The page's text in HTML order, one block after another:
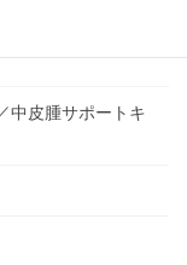
中皮腫サポートキ